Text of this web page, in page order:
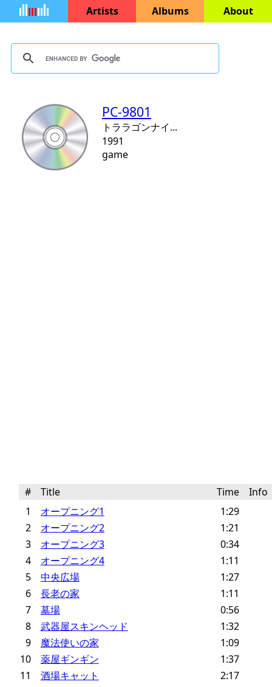
Artists Albums About
PC-9801
トララゴンナイ...
1991
game
# Title Time
Info
1
オープニング1
1:29
2
オープニング2
1:21
3
オープニング3
0:34
4
オープニング4
1:11
5
中央広場
1:27
6
長老の家
1:11
7
墓場
0:56
8
武器屋スキンヘッド
1:32
9
魔法使いの家
1:09
10
薬屋ギンギン
1:37
11
酒場キャット
2:17